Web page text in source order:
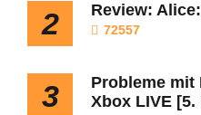
2 Review:
72557
3
Probleme mit
Xbox LIVE [5.